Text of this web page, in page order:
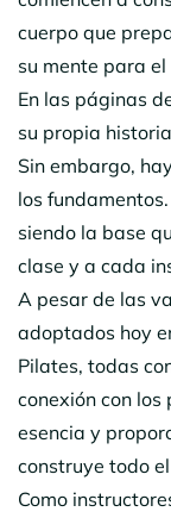
cuerpo que
su mente para
En las páginas
su propia
Sin embargo,
los
siendo la base
clase y a cada
A pesar de las
adoptados hoy
Pilates, todas
conexión con
esencia y
construye todo
Como